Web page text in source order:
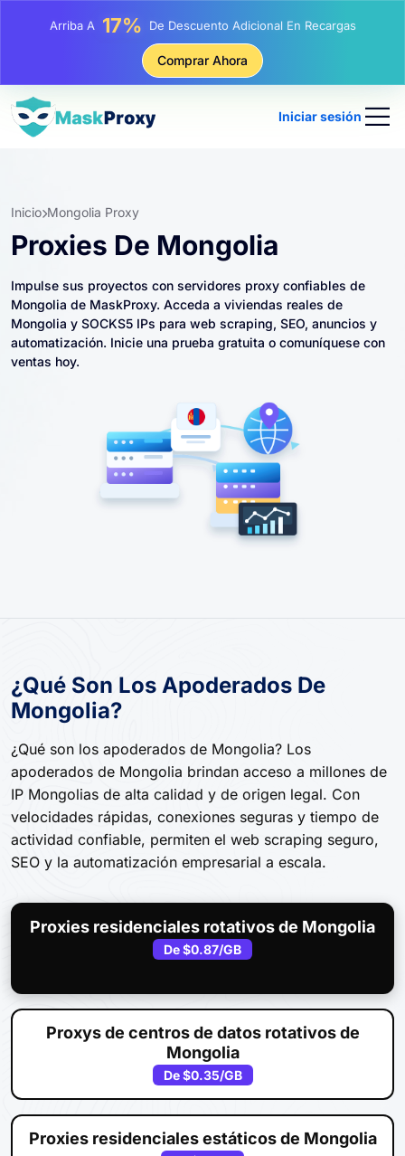
Arriba A 25% Descuento En Compras Estáticas IP
81% Descuento En Compras Rotativas IP
Comprar Ahora
Iniciar sesión
Inicio Mongolia Proxy
Proxies De Mongolia
Impulse sus proyectos con servidores proxy confiables de
Mongolia de MaskProxy. Acceda a viviendas reales de
Mongolia y SOCKS5 IPs para web scraping, SEO, anuncios y
automatización. Inicie una prueba gratuita o comuníquese con
ventas hoy.
¿Qué Son Los Apoderados De
Mongolia?
¿Qué son los apoderados de Mongolia? Los
apoderados de Mongolia brindan acceso a millones de
IP Mongolias de alta calidad y de origen legal. Con
velocidades rápidas, conexiones seguras y tiempo de
actividad confiable, permiten el web scraping seguro,
SEO y la automatización empresarial a escala.
Proxies residenciales rotativos de Mongolia
De$0.87/GB
Proxys de centros de datos rotativos de
Mongolia
De$0.35/GB
Proxies residenciales estáticos de Mongolia